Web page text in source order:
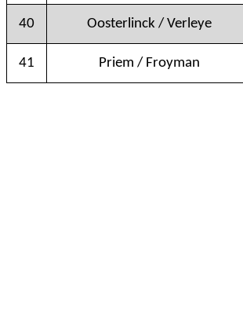
40 Oosterlinck / Verleye
41 Priem / Froyman